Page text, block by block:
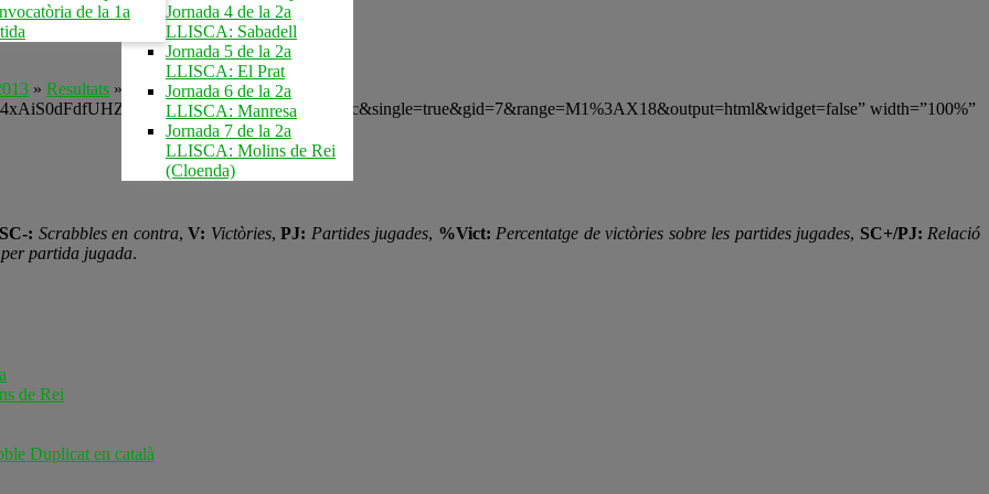
Jornada 4 de la 2a
LLISCA: Sabadell
Jornada 5 de la 2a
LLISCA: El Prat
Jornada 6 de la 2a
LLISCA: Manresa
Jornada 7 de la 2a
LLISCA: Molins de Rei
(Cloenda)
de la 1a
» Resultats »
Classificació per equips
width=”100%”
SC-: Scrabbles en contra, V: Victòries, PJ: Partides jugades, %Vict: Percentatge de victòries sobre les partides jugades, SC+/PJ: Relació
partida jugada.
de Rei
Duplicat en català